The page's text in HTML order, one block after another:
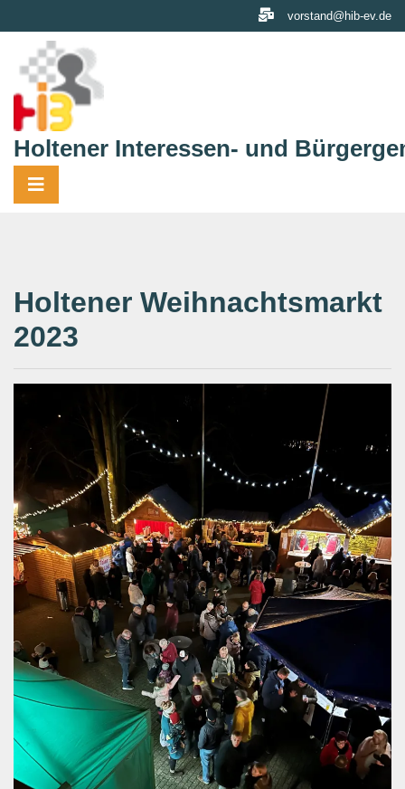
to
content
vorstand@hib-ev.de
Holtener Interessen- und
Holtener Weihnachtsmarkt
2023